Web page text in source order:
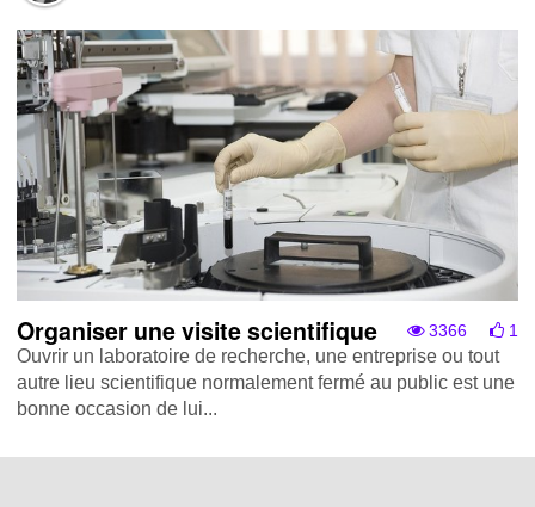
3366 1
Organiser une visite scientifique
Ouvrir un laboratoire de recherche, une entreprise ou tout
autre lieu scientifique normalement fermé au public est une
bonne occasion de lui...